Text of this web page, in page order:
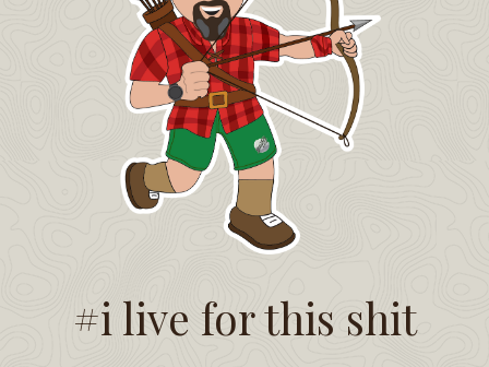
#i live for this shit